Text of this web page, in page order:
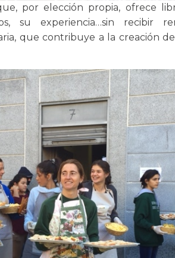
por elección propia, ofrece
su experiencia…sin recibir
que contribuye a la creación